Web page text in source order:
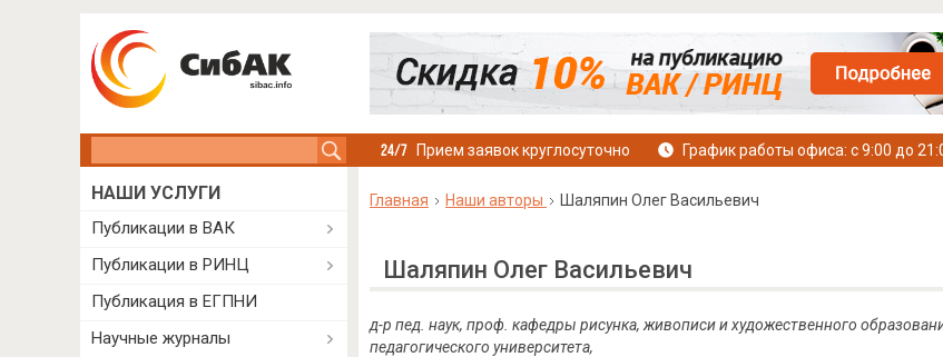
Прием заявок круглосуточно График работы офиса: с 9:00 до
Главная Наши авторы Шаляпин Олег Васильевич
Шаляпин Олег Васильевич
д-р пед. наук, проф. кафедры рисунка, живописи и художественного
педагогического университета,
НАШИ УСЛУГИ
Публикации в ВАК
Публикации в РИНЦ
Публикация в ЕГПНИ
Научные журналы